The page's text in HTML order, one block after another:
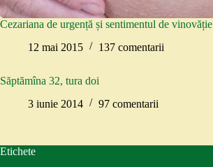
Cezariana de urgență și sentimentul de vinovăție
12 mai 2015
137 comentarii
Săptămîna 32, tura doi
3 iunie 2014
97 comentarii
Etichete